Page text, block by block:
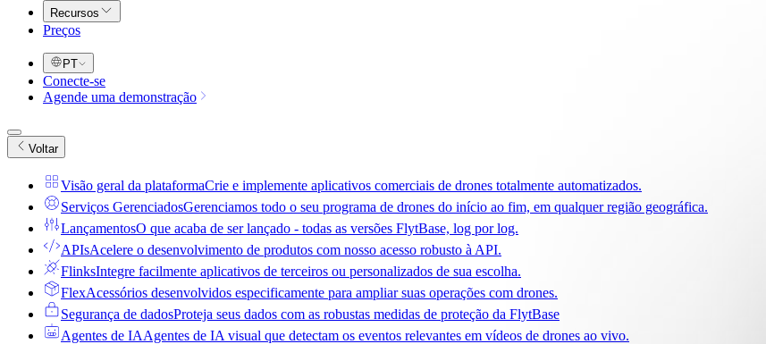
Recursos
Preços
PT
Conecte-se
Agende uma demonstração
Voltar
Visão geral da plataformaCrie e implemente aplicativos comerciais de drones totalmente automatizados.
Serviços GerenciadosGerenciamos todo o seu programa de drones do início ao fim, em qualquer região geográfica.
LançamentosO que acaba de ser lançado - todas as versões FlytBase, log por log.
APIsAcelere o desenvolvimento de produtos com nosso acesso robusto à API.
FlinksIntegre facilmente aplicativos de terceiros ou personalizados de sua escolha.
FlexAcessórios desenvolvidos especificamente para ampliar suas operações com drones.
Segurança de dadosProteja seus dados com as robustas medidas de proteção da FlytBase
Agentes de IAAgentes de IA visual que detectam os eventos relevantes em vídeos de drones ao vivo.